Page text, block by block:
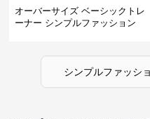
オーバーサイズ ベーシックトレ
ーナー シンプルファッション
シンプルファッシ